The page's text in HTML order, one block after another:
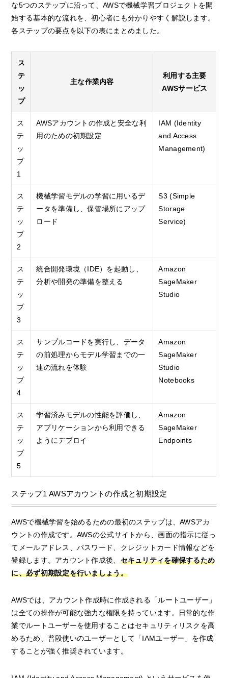
な5つのステップに沿って、AWSで機械学習プロジェクトを開
始する基本的な流れを、初心者にも分かりやすく解説します。
各ステップの要点を以下の表にまとめました。
ス
テ
ッ
プ
主な作業内容
利用する主要
AWSサービス
ス
テ
ッ
プ
1
AWSアカウントの作成と安全な利
用のための初期設定
IAM (Identity
and Access
Management)
ス
テ
ッ
プ
2
機械学習モデルの学習に用いるデ
ータを準備し、保管場所にアップ
ロード
S3 (Simple
Storage
Service)
ス
テ
ッ
プ
3
統合開発環境（IDE）を起動し、
分析や開発の準備を整える
Amazon
SageMaker
Studio
ス
テ
ッ
プ
4
サンプルコードを実行し、データ
の前処理からモデル学習までの一
連の流れを体験
Amazon
SageMaker
Studio
Notebooks
ス
テ
ッ
プ
5
学習済みモデルの性能を評価し、
アプリケーションから利用できる
ようにデプロイ
Amazon
SageMaker
Endpoints
ステップ1 AWSアカウントの作成と初期設定
AWSで機械学習を始めるための最初のステップは、AWSアカ
ウントの作成です。AWSの公式サイトから、画面の指示に従っ
てメールアドレス、パスワード、クレジットカード情報などを
登録します。アカウント作成後、 セキュリティを確保するため
に、必ず初期設定を行いましょう。
AWSでは、アカウント作成時に作成される「ルートユーザー」
は全ての操作が可能な強力な権限を持っています。日常的な作
業でルートユーザーを使用することはセキュリティリスクを高
めるため、普段使いのユーザーとして「IAMユーザー」を作成
することが強く推奨されています。